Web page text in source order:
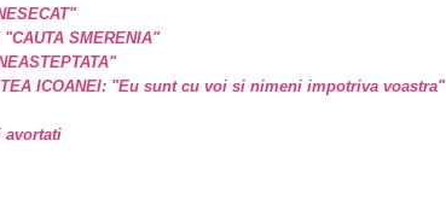
SMERENIA"
ICOANEI: "Eu sunt cu voi si nimeni impotriva voastra"
avortati